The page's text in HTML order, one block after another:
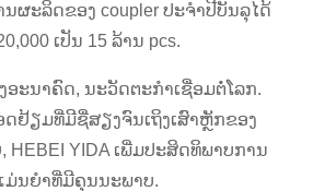
ຜະລິດຂອງ coupler ປະຈໍາປີບັນລຸໄດ້
ເປັນ 15 ລ້ານ pcs.
ອະນາຄົດ, ນະວັດຕະກໍາເຊື່ອມຕໍ່ໂລກ.
ຢ້ຽມທີ່ມີຊື່ສຽງຈົນເຖິງເສົາຫຼັກຂອງ
HEBEI YIDA ເພີ່ມປະສິດທິພາບການ
ມ່ນຍໍາທີ່ມີຄຸນນະພາບ.